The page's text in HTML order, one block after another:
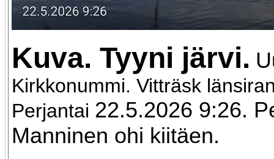
Kuva. Tyyni järvi.
Kirkkonummi. Vitträsk
Perjantai 22.5.2026 9:26.
Manninen ohi kiitäen.